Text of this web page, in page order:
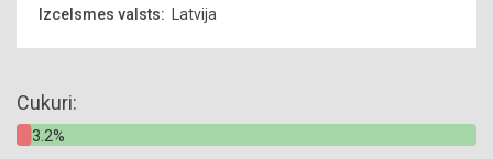
Izcelsmes valsts:
Latvija
Cukuri:
3.2%